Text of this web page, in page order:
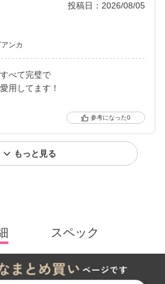
投稿日：2026/08/05
アンカ
べて完璧で
用してます！
0
もっと見る
スペック